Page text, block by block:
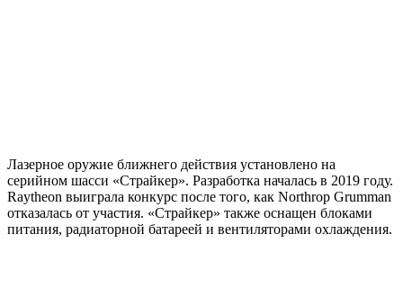
Лазерное оружие ближнего действия установлено на
серийном шасси «Страйкер». Разработка началась в 2019 году.
Raytheon выиграла конкурс после того, как Northrop Grumman
отказалась от участия. «Страйкер» также оснащен блоками
питания, радиаторной батареей и вентиляторами охлаждения.